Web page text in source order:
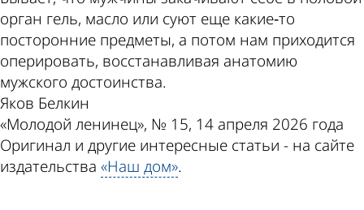
орган гель, масло или суют еще какие‑то
посторонние предметы, а потом нам приходится
оперировать, восстанавливая анатомию
мужского достоинства.
Яков Белкин
«Молодой ленинец», № 15, 14 апреля 2026 года
Оригинал и другие интересные статьи - на сайте
издательства «Наш дом».